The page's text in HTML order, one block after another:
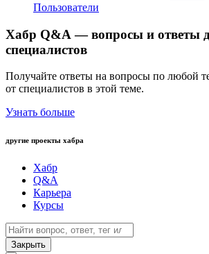
Пользователи
Хабр Q&A — вопросы и ответы
специалистов
Получайте ответы на вопросы по любой
от специалистов в этой теме.
Узнать больше
другие проекты хабра
Хабр
Q&A
Карьера
Курсы
Закрыть